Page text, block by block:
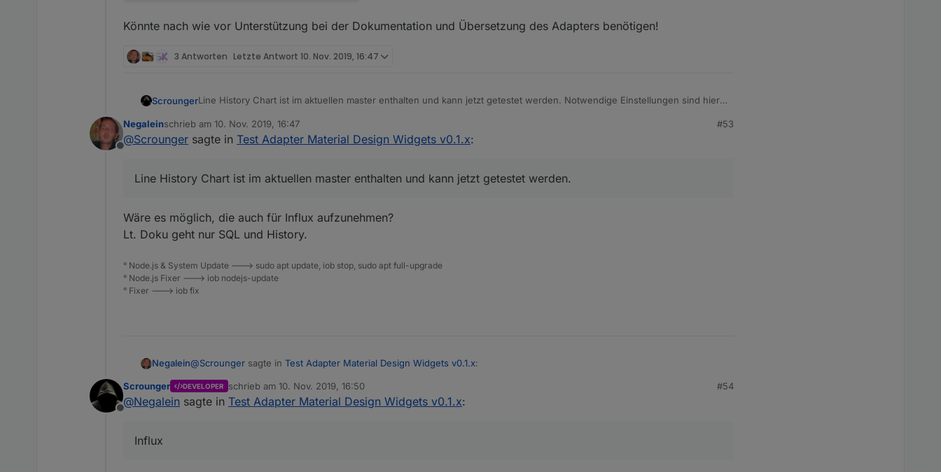
Könnte nach wie vor Unterstützung bei der Dokumentation und Übersetzung des Adapters benötigen!
3 Antworten Letzte Antwort 10. Nov. 2019, 16:47
ScroungerLine History Chart ist im aktuellen master enthalten und kann jetzt getestet werden. Notwendige Einstellungen sind hier
https://github.com/Scrounger/ioBroker.vis-materialdesign#line-history-chart
Offline
Negaleinschrieb am 10. Nov. 2019, 16:47
zuletzt editiert von
#53
@Scrounger sagte in Test Adapter Material Design Widgets v0.1.x:
Line History Chart ist im aktuellen master enthalten und kann jetzt getestet werden.
Wäre es möglich, die auch für Influx aufzunehmen?
Lt. Doku geht nur SQL und History.
° Node.js & System Update ---> sudo apt update, iob stop, sudo apt full-upgrade
° Node.js Fixer ---> iob nodejs-update
° Fixer ---> iob fix
Negalein@Scrounger sagte in Test Adapter Material Design Widgets v0.1.x:
Line History Chart ist im aktuellen master enthalten und kann jetzt getestet werden.
Offline
Scrounger DEVELOPER schrieb am 10. Nov. 2019, 16:50
zuletzt editiert von
#54
@Negalein sagte in Test Adapter Material Design Widgets v0.1.x:
Influx